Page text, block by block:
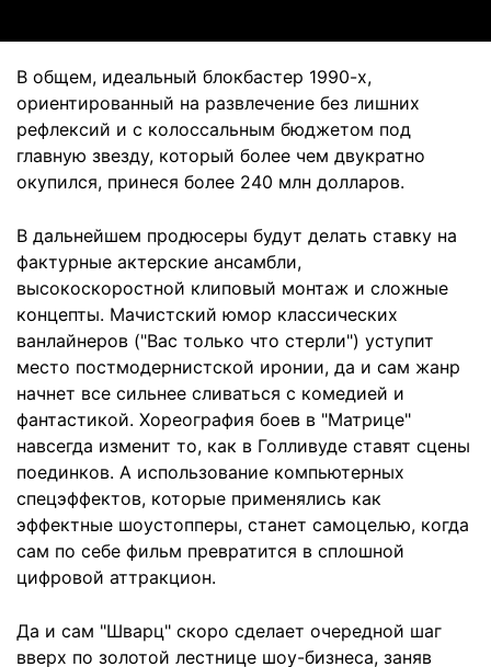
В общем, идеальный блокбастер 1990-х,
ориентированный на развлечение без лишних
рефлексий и с колоссальным бюджетом под
главную звезду, который более чем двукратно
окупился, принеся более 240 млн долларов.
В дальнейшем продюсеры будут делать ставку на
фактурные актерские ансамбли,
высокоскоростной клиповый монтаж и сложные
концепты. Мачистский юмор классических
ванлайнеров ("Вас только что стерли") уступит
место постмодернистской иронии, да и сам жанр
начнет все сильнее сливаться с комедией и
фантастикой. Хореография боев в "Матрице"
навсегда изменит то, как в Голливуде ставят сцены
поединков. А использование компьютерных
спецэффектов, которые применялись как
эффектные шоустопперы, станет самоцелью, когда
сам по себе фильм превратится в сплошной
цифровой аттракцион.
Да и сам "Шварц" скоро сделает очередной шаг
вверх по золотой лестнице шоу-бизнеса, заняв